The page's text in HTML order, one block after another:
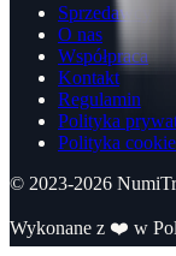
Sprzedawcy
O nas
Współpraca
Kontakt
Regulamin
Polityka
Polityka
© 2023-2026
Wykonane z ❤️ w